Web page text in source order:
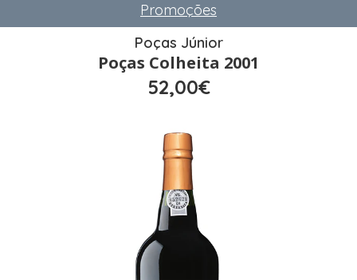
Promoções
Poças Júnior
Poças Colheita 2001
52,00€